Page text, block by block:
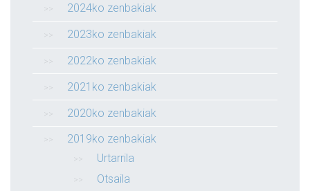
2024ko zenbakiak
2023ko zenbakiak
2022ko zenbakiak
2021ko zenbakiak
2020ko zenbakiak
2019ko zenbakiak
Urtarrila
Otsaila